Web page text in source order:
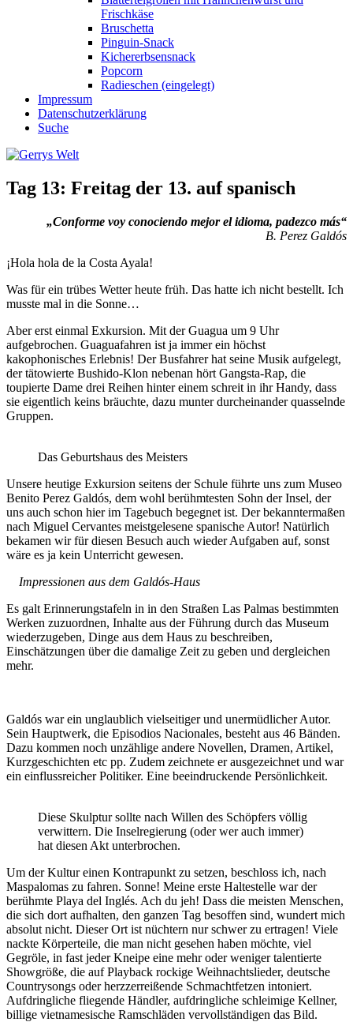
Frischkäse
Bruschetta
Pinguin-Snack
Kichererbsensnack
Popcorn
Radieschen (eingelegt)
Impressum
Datenschutzerklärung
Suche
Tag 13: Freitag der 13. auf spanisch
„Conforme voy conociendo mejor el idioma, padezco más“
B. Perez Galdós
¡Hola hola de la Costa Ayala!
Was für ein trübes Wetter heute früh. Das hatte ich nicht bestellt. Ich
musste mal in die Sonne…
Aber erst einmal Exkursion. Mit der Guagua um 9 Uhr
aufgebrochen. Guaguafahren ist ja immer ein höchst
kakophonisches Erlebnis! Der Busfahrer hat seine Musik aufgelegt,
der tätowierte Bushido-Klon nebenan hört Gangsta-Rap, die
toupierte Dame drei Reihen hinter einem schreit in ihr Handy, dass
sie eigentlich keins bräuchte, dazu munter durcheinander quasselnde
Gruppen.
Das Geburtshaus des Meisters
Unsere heutige Exkursion seitens der Schule führte uns zum Museo
Benito Perez Galdós, dem wohl berühmtesten Sohn der Insel, der
uns auch schon hier im Tagebuch begegnet ist. Der bekanntermaßen
nach Miguel Cervantes meistgelesene spanische Autor! Natürlich
bekamen wir für diesen Besuch auch wieder Aufgaben auf, sonst
wäre es ja kein Unterricht gewesen.
Impressionen aus dem Galdós-Haus
Es galt Erinnerungstafeln in in den Straßen Las Palmas bestimmten
Werken zuzuordnen, Inhalte aus der Führung durch das Museum
wiederzugeben, Dinge aus dem Haus zu beschreiben,
Einschätzungen über die damalige Zeit zu geben und dergleichen
mehr.
Galdós war ein unglaublich vielseitiger und unermüdlicher Autor.
Sein Hauptwerk, die Episodios Nacionales, besteht aus 46 Bänden.
Dazu kommen noch unzählige andere Novellen, Dramen, Artikel,
Kurzgeschichten etc pp. Zudem zeichnete er ausgezeichnet und war
ein einflussreicher Politiker. Eine beeindruckende Persönlichkeit.
Diese Skulptur sollte nach Willen des Schöpfers völlig
verwittern. Die Inselregierung (oder wer auch immer)
hat diesen Akt unterbrochen.
Um der Kultur einen Kontrapunkt zu setzen, beschloss ich, nach
Maspalomas zu fahren. Sonne! Meine erste Haltestelle war der
berühmte Playa del Inglés. Ach du jeh! Dass die meisten Menschen,
die sich dort aufhalten, den ganzen Tag besoffen sind, wundert mich
absolut nicht. Dieser Ort ist nüchtern nur schwer zu ertragen! Viele
nackte Körperteile, die man nicht gesehen haben möchte, viel
Gegröle, in fast jeder Kneipe eine mehr oder weniger talentierte
Showgröße, die auf Playback rockige Weihnachtslieder, deutsche
Countrysongs oder herzzerreißende Schmachtfetzen intoniert.
Aufdringliche fliegende Händler, aufdringliche schleimige Kellner,
billige vietnamesische Ramschläden vervollständigen das Bild.